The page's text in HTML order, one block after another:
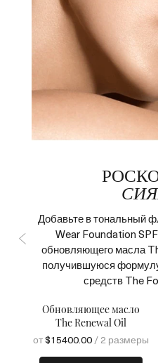
Добавьте в тональный
Wear Foundation
обновляющего масла
получившуюся
средств The
Обновляющее масло
The Renewal Oil
от$15400.00/ 2 размеры